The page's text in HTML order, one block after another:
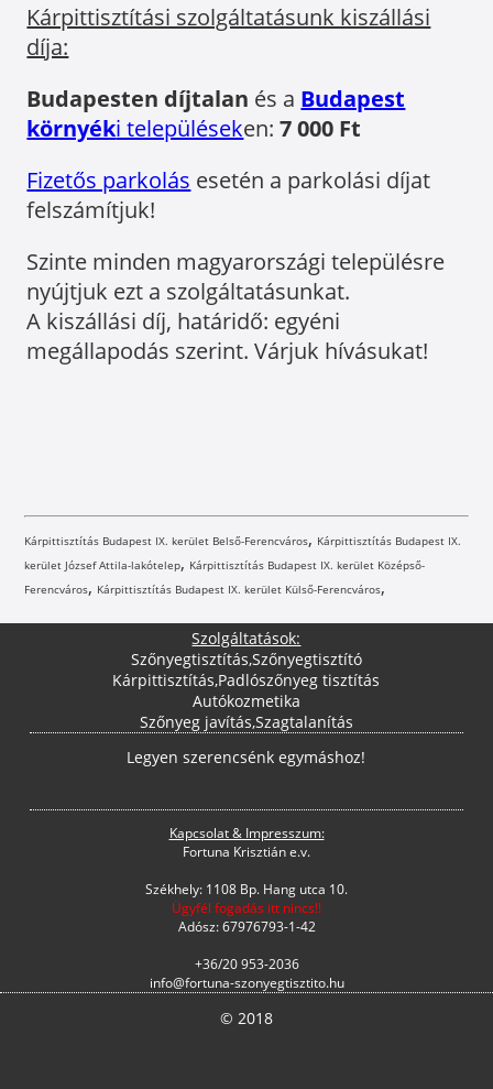
Kárpittisztítási szolgáltatásunk kiszállási
díja:
Budapesten díjtalan és a Budapest
környéki településeken:7 000 Ft
Fizetős parkolás esetén a parkolási díjat
felszámítjuk!
Szinte minden magyarországi településre
nyújtjuk ezt a szolgáltatásunkat.
A kiszállási díj, határidő: egyéni
megállapodás szerint. Várjuk hívásukat!
Kárpittisztítás Budapest IX. kerület Belső-Ferencváros, Kárpittisztítás Budapest IX.
kerület József Attila-lakótelep, Kárpittisztítás Budapest IX. kerület Középső-
Ferencváros, Kárpittisztítás Budapest IX. kerület Külső-Ferencváros,
Szolgáltatások:
Szőnyegtisztítás,Szőnyegtisztító
Kárpittisztítás,Padlószőnyeg tisztítás
Autókozmetika
Szőnyeg javítás,Szagtalanítás
Legyen szerencsénk egymáshoz!
Kapcsolat & Impresszum:
Fortuna Krisztián e.v.
Székhely: 1108 Bp. Hang utca 10.
Ügyfél fogadás itt nincs!!
Adósz: 67976793-1-42
+36/20 953-2036
info@fortuna-szonyegtisztito.hu
© 2018